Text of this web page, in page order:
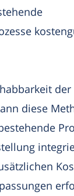
der
diese